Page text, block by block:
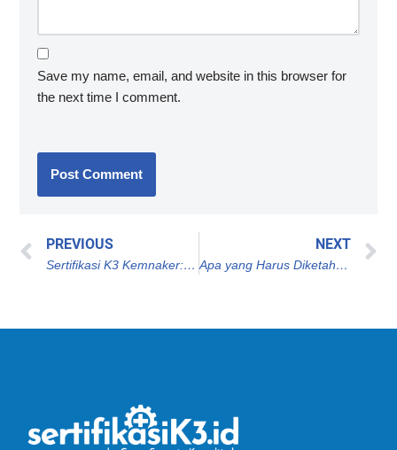
Save my name, email, and website in this browser for
the next time I comment.
PREVIOUS
Sertifikasi K3 Kemnaker: Kunci Menuju Lingkungan Kerja yang Aman dan Produktif
NEXT
Apa yang Harus Diketahui Sebelum Mengambil Sertifikasi Ahli K3 Umum?